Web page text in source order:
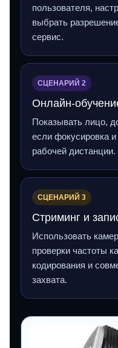
пользователя,
выбрать
сервис.
СЦЕНАРИЙ 2
Показывать лицо,
если фокусировка
рабочей дистанции.
СЦЕНАРИЙ 3
Стриминг и
Использовать
проверки частоты
кодирования и
захвата.